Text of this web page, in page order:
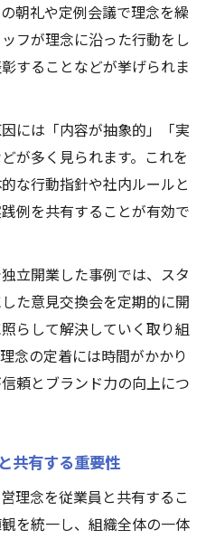
朝礼や定例会議で理念を繰
フが理念に沿った行動をし
することなどが挙げられま
には「内容が抽象的」「実
が多く見られます。これを
な行動指針や社内ルールと
例を共有することが有効で
立開業した事例では、スタ
た意見交換会を定期的に開
らして解決していく取り組
念の定着には時間がかかり
頼とブランド力の向上につ
共有する重要性
理念を従業員と共有するこ
を統一し、組織全体の一体